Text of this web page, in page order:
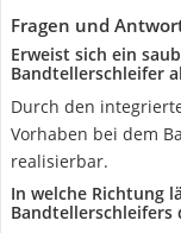
Fragen und
Erweist sich ein
Bandtellerschleifer
Durch den
Vorhaben bei dem
realisierbar.
In welche Richtung
Bandtellerschleifers